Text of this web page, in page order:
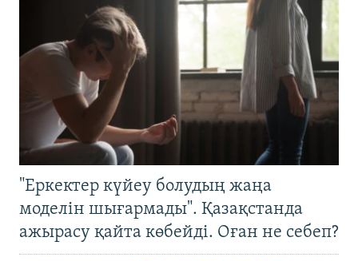
"Еркектер күйеу болудың жаңа
моделін шығармады". Қазақстанда
ажырасу қайта көбейді. Оған не себеп?